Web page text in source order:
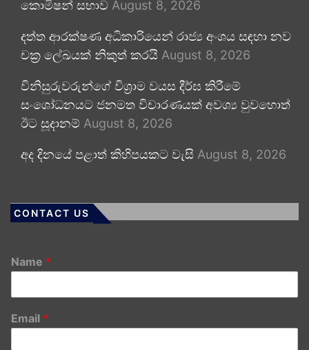
කොමිෂන් සභාව August 8, 2026
දත්ත ආරක්ෂණ අධිකාරියෙන් රාජ්‍ය අංශය සඳහා නව
චක්‍ර ලේඛයක් නිකුත් කරයි August 8, 2026
විනිසුරුවරුන්ගේ විශ්‍රාම වයස දීර්ඝ කිරීමේ
සංශෝධනයට ජනමත විචාරණයක් අවශ්‍ය වුවහොත්
ඊට සූදානම් August 8, 2026
අද දිනයේ පළාත් කිහිපයකට වැසි August 8, 2026
CONTACT US
Name *
Email *